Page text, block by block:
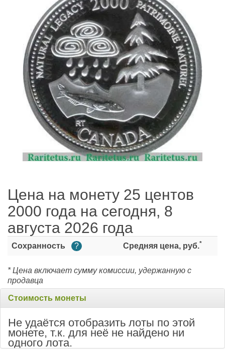
Цена на монету 25 центов
2000 года на сегодня, 8
августа 2026 года
Сохранность ? Средняя цена, руб.*
* Цена включает сумму комиссии, удержанную с
продавца
Стоимость монеты
Не удаётся отобразить лоты по этой
монете, т.к. для неё не найдено ни
одного лота.